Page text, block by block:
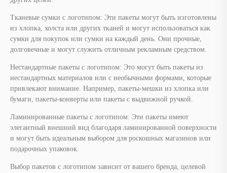
Тканевые сумки с логотипом: Эти пакеты могут быть изготовлены
из хлопка, холста или других тканей и могут использоваться как
сумки для покупок или сумки на каждый день. Они прочные,
долговечные и могут служить отличным рекламным средством.
Нестандартные пакеты с логотипом: Это могут быть пакеты из
нестандартных материалов или с необычными формами, которые
привлекают внимание. Например, пакеты-мешки из хлопка или
бумаги, пакеты-конверты или пакеты с выдвижной ручкой.
Ламинированные пакеты с логотипом: Эти пакеты имеют
элегантный внешний вид благодаря ламинированной поверхности
и могут быть идеальным выбором для роскошных магазинов или
подарочных упаковок.
Выбор пакетов с логотипом зависит от вашего бренда, целевой